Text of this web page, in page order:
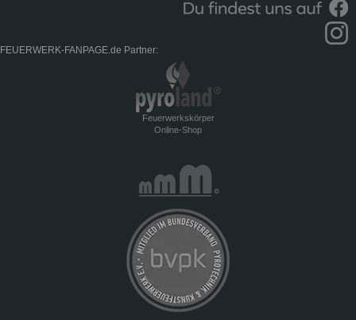
FEUERWERK-FANPAGE.de Partner:
Feuerwerkskörper
Online-Shop